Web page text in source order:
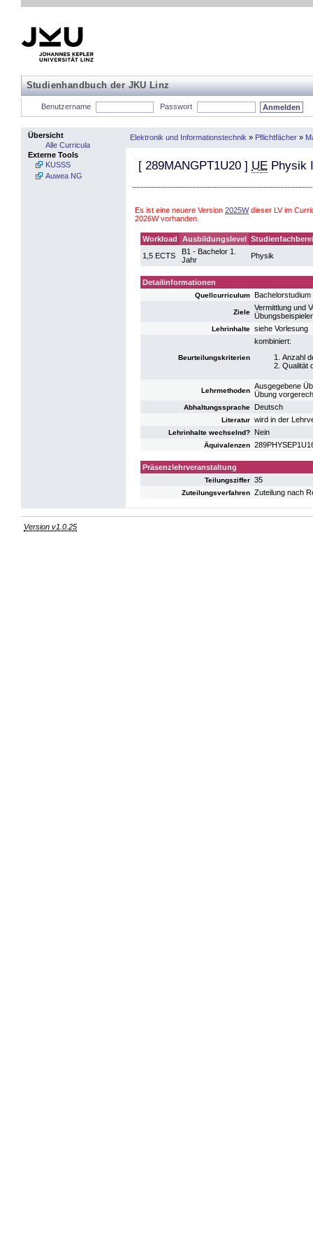
Studienhandbuch der JKU Linz
Benutzername Passwort
Übersicht
Alle Curricula
Externe Tools
KUSSS
Auwea NG
Elektronik und Informationstechnik » Pflichtfächer »
[ 289MANGPT1U20 ] UE Physik
Es ist eine neuere Version 2025Wdieser LV im
2026W vorhanden.
Workload Ausbildungslevel
1,5 ECTS
B1 - Bachelor 1.
Jahr
Physik
Detailinformationen
Quellcurriculum
Ziele
Vermittlung und
Lehrinhalte siehe Vorlesung
Beurteilungskriterien
kombiniert:
Anzahl
Qualität
Lehrmethoden
Ausgegebene
Übung
Abhaltungssprache Deutsch
Literatur wird in der
Lehrinhalte wechselnd? Nein
Äquivalenzen
Präsenzlehrveranstaltung
Teilungsziffer 35
Zuteilungsverfahren Zuteilung nach
Version v1.0.25